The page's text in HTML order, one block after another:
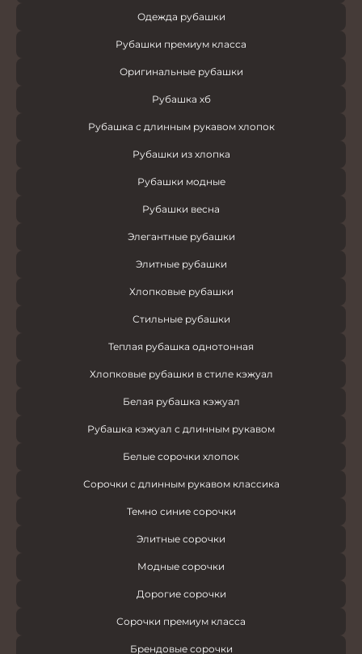
Одежда рубашки
Рубашки премиум класса
Оригинальные рубашки
Рубашка хб
Рубашка с длинным рукавом хлопок
Рубашки из хлопка
Рубашки модные
Рубашки весна
Элегантные рубашки
Элитные рубашки
Хлопковые рубашки
Стильные рубашки
Теплая рубашка однотонная
Хлопковые рубашки в стиле кэжуал
Белая рубашка кэжуал
Рубашка кэжуал с длинным рукавом
Белые сорочки хлопок
Сорочки с длинным рукавом классика
Темно синие сорочки
Элитные сорочки
Модные сорочки
Дорогие сорочки
Сорочки премиум класса
Брендовые сорочки